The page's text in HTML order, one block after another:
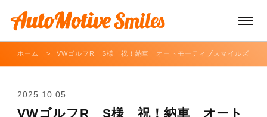
車両販売
ホーム VWゴルフR S様 祝！納車 オートモーティブスマイルズ
2025.10.05
VWゴルフR S様 祝！納車 オート